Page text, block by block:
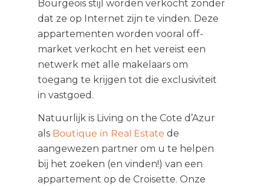
Bourgeois stijl worden verkocht zonder
dat ze op Internet zijn te vinden. Deze
appartementen worden vooral off-
market verkocht en het vereist een
netwerk met alle makelaars om
toegang te krijgen tot die exclusiviteit
in vastgoed.
Natuurlijk is Living on the Cote d’Azur
als Boutique in Real Estate de
aangewezen partner om u te helpen
bij het zoeken (en vinden!) van een
appartement op de Croisette. Onze